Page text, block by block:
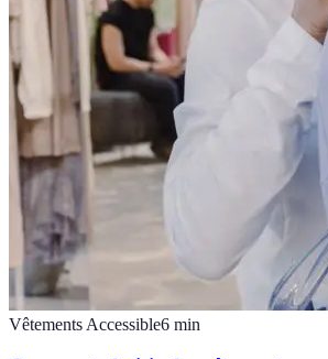
Vêtements Accessible6 min